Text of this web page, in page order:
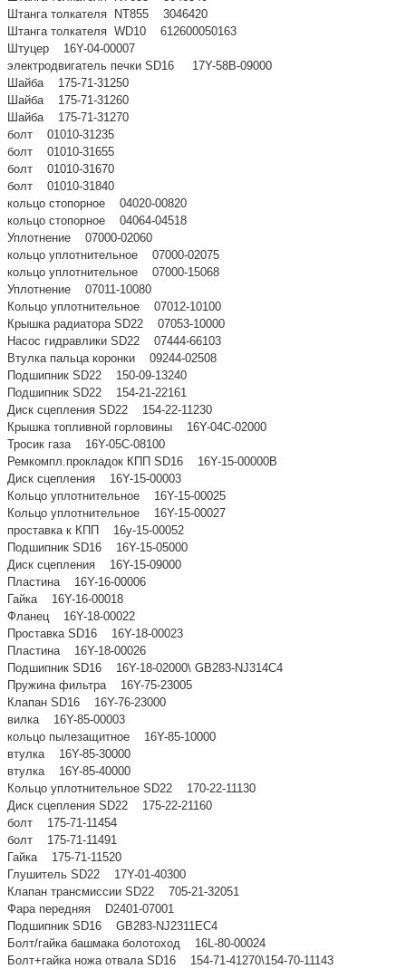
Штанга толкателя NT855 3046420
Штанга толкателя WD10 612600050163
Штуцер 16Y-04-00007
электродвигатель печки SD16 17Y-58B-09000
Шайба 175-71-31250
Шайба 175-71-31260
Шайба 175-71-31270
болт 01010-31235
болт 01010-31655
болт 01010-31670
болт 01010-31840
кольцо стопорное 04020-00820
кольцо стопорное 04064-04518
Уплотнение 07000-02060
кольцо уплотнительное 07000-02075
кольцо уплотнительное 07000-15068
Уплотнение 07011-10080
Кольцо уплотнительное 07012-10100
Крышка радиатора SD22 07053-10000
Насос гидравлики SD22 07444-66103
Втулка пальца коронки 09244-02508
Подшипник SD22 150-09-13240
Подшипник SD22 154-21-22161
Диск сцепления SD22 154-22-11230
Крышка топливной горловины 16Y-04C-02000
Тросик газа 16Y-05C-08100
Ремкомпл.прокладок КПП SD16 16Y-15-00000B
Диск сцепления 16Y-15-00003
Кольцо уплотнительное 16Y-15-00025
Кольцо уплотнительное 16Y-15-00027
проставка к КПП 16y-15-00052
Подшипник SD16 16Y-15-05000
Диск сцепления 16Y-15-09000
Пластина 16Y-16-00006
Гайка 16Y-16-00018
Фланец 16Y-18-00022
Проставка SD16 16Y-18-00023
Пластина 16Y-18-00026
Подшипник SD16 16Y-18-02000\ GB283-NJ314C4
Пружина фильтра 16Y-75-23005
Клапан SD16 16Y-76-23000
вилка 16Y-85-00003
кольцо пылезащитное 16Y-85-10000
втулка 16Y-85-30000
втулка 16Y-85-40000
Кольцо уплотнительное SD22 170-22-11130
Диск сцепления SD22 175-22-21160
болт 175-71-11454
болт 175-71-11491
Гайка 175-71-11520
Глушитель SD22 17Y-01-40300
Клапан трансмиссии SD22 705-21-32051
Фара передняя D2401-07001
Подшипник SD16 GB283-NJ2311EC4
Болт/гайка башмака болотоход 16L-80-00024
Болт+гайка ножа отвала SD16 154-71-41270\154-70-11143